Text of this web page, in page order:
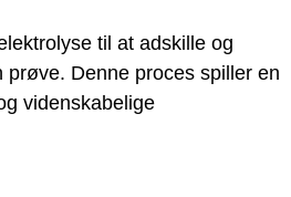
til at adskille og
Denne proces spiller en
videnskabelige